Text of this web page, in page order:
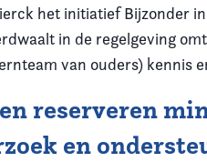
het initiatief Bijzonder
in de regelgeving
van ouders) kennis
reserveren
en